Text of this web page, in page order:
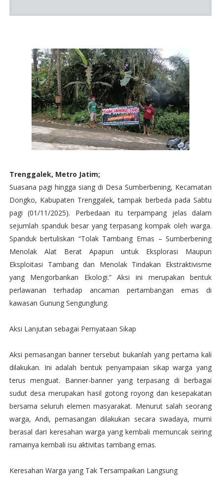
Trenggalek, Metro Jatim;
Suasana pagi hingga siang di Desa Sumberbening, Kecamatan
Dongko, Kabupaten Trenggalek, tampak berbeda pada Sabtu
pagi (01/11/2025). Perbedaan itu terpampang jelas dalam
sejumlah spanduk besar yang terpasang kompak oleh warga.
Spanduk bertuliskan “Tolak Tambang Emas – Sumberbening
Menolak Alat Berat Apapun untuk Eksplorasi Maupun
Eksploitasi Tambang dan Menolak Tindakan Ekstraktivisme
yang Mengorbankan Ekologi.” Aksi ini merupakan bentuk
perlawanan terhadap ancaman pertambangan emas di
kawasan Gunung Sengunglung.
Aksi Lanjutan sebagai Pernyataan Sikap
Aksi pemasangan banner tersebut bukanlah yang pertama kali
dilakukan. Ini adalah bentuk penyampaian sikap warga yang
terus menguat. Banner-banner yang terpasang di berbagai
sudut desa merupakan hasil gotong royong dan kesepakatan
bersama seluruh elemen masyarakat. Menurut salah seorang
warga, Andi, pemasangan dilakukan secara swadaya, murni
berasal dari keresahan warga yang kembali memuncak seiring
ramainya kembali isu aktivitas tambang emas.
Keresahan Warga yang Tak Tersampaikan Langsung